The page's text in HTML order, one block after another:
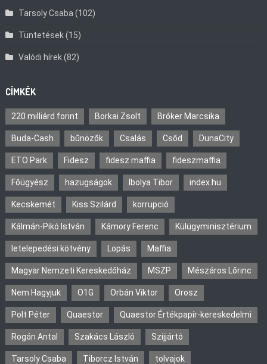
Tarsoly Csaba (102)
Tüntetések(15)
Valódi hírek(82)
CÍMKÉK
220 milliárd forint Borkai Zsolt Bróker Marcsika
Buda-Cash bűnözők Csalás Csőd DunaCity
ETO Park Fidesz fidesz maffia fideszmaffia
Főügyész hazugságok Ibolya Tibor index.hu
Kecskemét Kiss Szilárd korrupció
Kálmán-Pikó István Kámory Ferenc Külügyminisztérium
letelepedési kötvény Lopás Maffia
Magyar Nemzeti Kereskedőház MSZP Mészáros Lőrinc
Nem Hagyjuk O1G Orbán Viktor Orosz
Polt Péter Quaestor Quaestor Értékpapír-kereskedelmi
Rogán Antal Szakács László Szijjártó
Tarsoly Csaba Tiborcz István tolvajok